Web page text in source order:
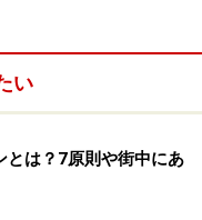
動でもいいので、ま
していく。あなたの
な行動をコツコツと
い
とは？7原則や街中にあ